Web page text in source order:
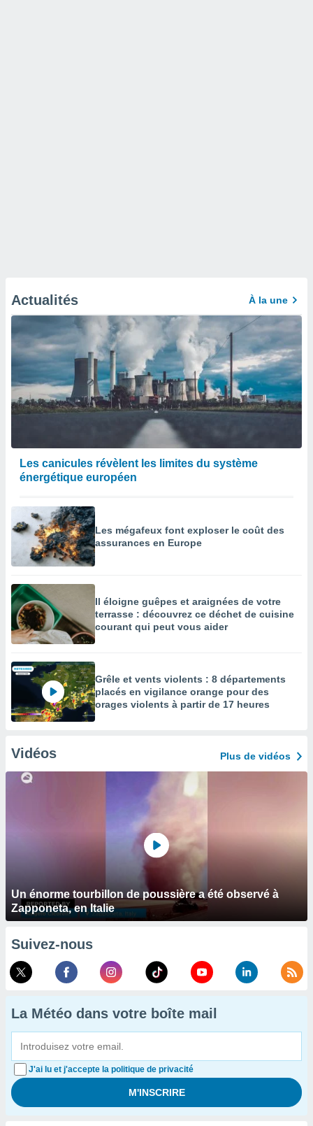
Actualités À la une
Les canicules révèlent les limites du système
énergétique européen
Les mégafeux font exploser le coût des
assurances en Europe
Il éloigne guêpes et araignées de votre
terrasse : découvrez ce déchet de cuisine
courant qui peut vous aider
Grêle et vents violents : 8 départements
placés en vigilance orange pour des
orages violents à partir de 17 heures
Vidéos Plus de vidéos
Un énorme tourbillon de poussière a été observé à
Zapponeta, en Italie
Suivez-nous
La Météo dans votre boîte mail
J'ai lu et j'accepte la politique de privacité